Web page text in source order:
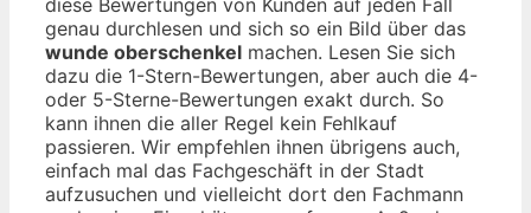
diese Bewertungen von Kunden auf jeden Fall
genau durchlesen und sich so ein Bild über das
wunde oberschenkel machen. Lesen Sie sich
dazu die 1-Stern-Bewertungen, aber auch die 4-
oder 5-Sterne-Bewertungen exakt durch. So
kann ihnen die aller Regel kein Fehlkauf
passieren. Wir empfehlen ihnen übrigens auch,
einfach mal das Fachgeschäft in der Stadt
aufzusuchen und vielleicht dort den Fachmann